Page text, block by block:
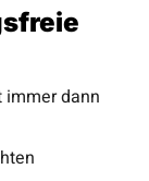
immer dann